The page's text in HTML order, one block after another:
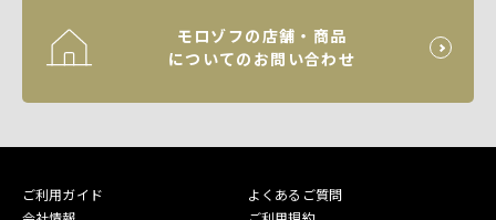
モロゾフの店舗・商品
についてのお問い合わせ
ご利用ガイド
よくあるご質問